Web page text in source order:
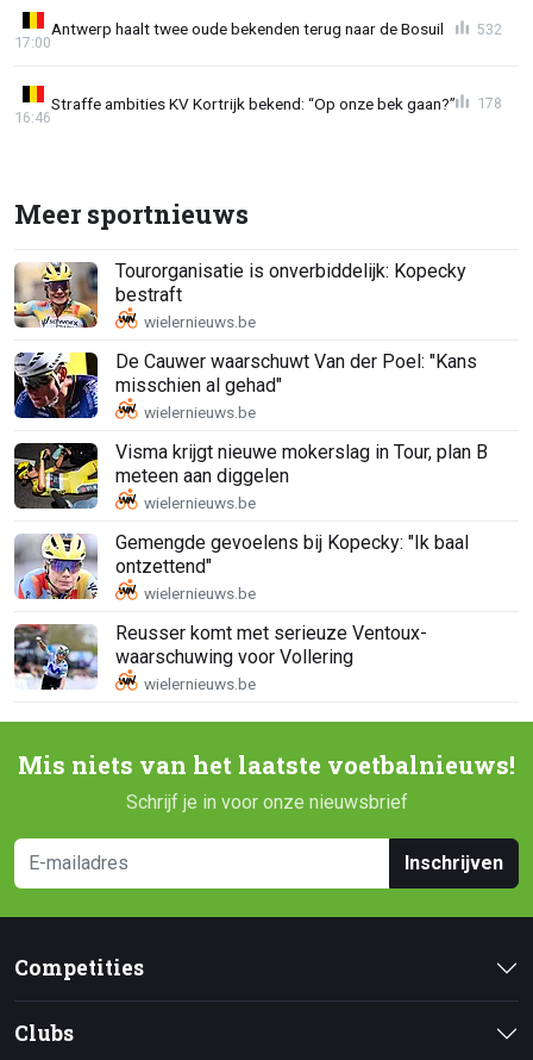
Antwerp haalt twee oude bekenden terug naar de Bosuil
17:00
532
Straffe ambities KV Kortrijk bekend: “Op onze bek gaan?”
16:46
178
Meer sportnieuws
Tourorganisatie is onverbiddelijk: Kopecky
bestraft
De Cauwer waarschuwt Van der Poel: "Kans
misschien al gehad"
Visma krijgt nieuwe mokerslag in Tour, plan B
meteen aan diggelen
Gemengde gevoelens bij Kopecky: "Ik baal
ontzettend"
Reusser komt met serieuze Ventoux-
waarschuwing voor Vollering
Mis niets van het laatste voetbalnieuws!
Schrijf je in voor onze nieuwsbrief
Inschrijven
Competities
Clubs